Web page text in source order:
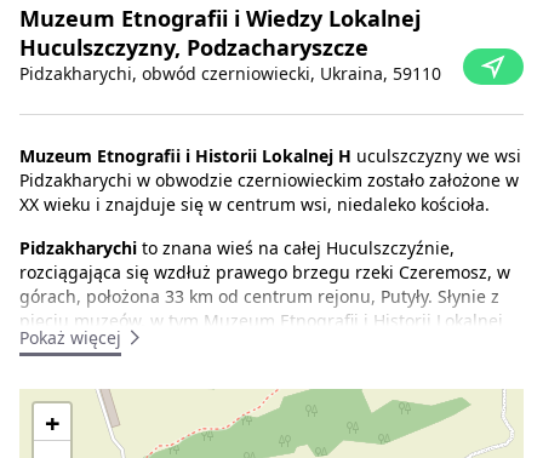
Muzeum Etnografii i Wiedzy Lokalnej
Huculszczyzny, Podzacharyszcze
Pidzakharychi, obwód czerniowiecki, Ukraina, 59110
Muzeum Etnografii i Historii Lokalnej H uculszczyzny we wsi
Pidzakharychi w obwodzie czerniowieckim zostało założone w
XX wieku i znajduje się w centrum wsi, niedaleko kościoła.
Pidzakharychi to znana wieś na całej Huculszczyźnie,
rozciągająca się wzdłuż prawego brzegu rzeki Czeremosz, w
górach, położona 33 km od centrum rejonu, Putyły. Słynie z
pięciu muzeów, w tym Muzeum Etnografii i Historii Lokalnej
Huculszczyzny. Po raz pierwszy w powiecie Putyła w tej wsi
przez Frozinę Tomiuk i jej rodzinę w ich domu.
Muzeum etnografii i historii lokalnej
prezentuje antyki,
Pokaż więcej
+